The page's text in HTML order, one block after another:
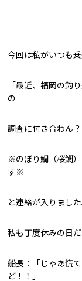
今回は私がいつも
「最近、福岡の釣
の
調査に付き合わん？
※のぼり鯛（桜鯛
す※
と連絡が入りました
私も丁度休みの日
船長：「じゃあ慌
ど！！」